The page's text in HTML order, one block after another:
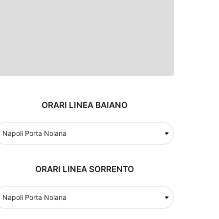
ORARI LINEA BAIANO
ORARI LINEA SORRENTO